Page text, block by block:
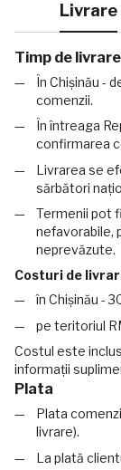
Livrare
Timp de
În Chișinău -
comenzii.
În întreaga
confirmarea
Livrarea se
sărbători
Termenii pot
nefavorabile,
neprevăzute.
Costuri de
în Chișinău -
pe teritoriul
Costul este
informații
Plata
Plata
livrare).
La plată